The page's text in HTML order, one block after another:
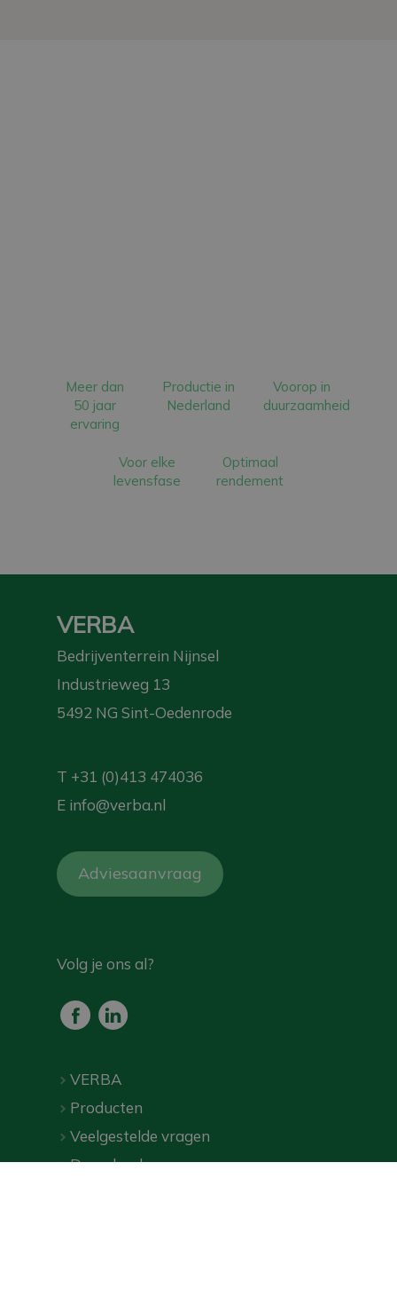
Meer dan
50 jaar
ervaring
Productie in
Nederland
Voorop in
duurzaamheid
Voor elke
levensfase
Optimaal
rendement
VERBA
Bedrijventerrein Nijnsel
Industrieweg 13
5492 NG Sint-Oedenrode
T +31 (0)413 474036
E info@verba.nl
Adviesaanvraag
Volg je ons al?
VERBA
Producten
Veelgestelde vragen
Downloads